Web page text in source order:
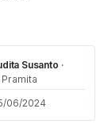
Susanto ·
06/2024